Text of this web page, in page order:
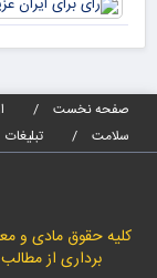
صفحه نخست
سلامت
تبلیغات
کلیه حقوق مادی و
برداری از